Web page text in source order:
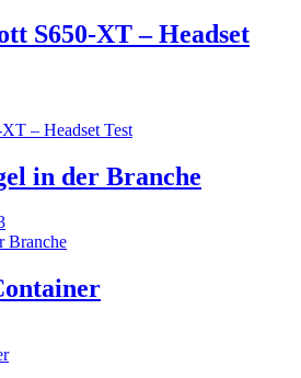
S650-XT – Headset
in der Branche